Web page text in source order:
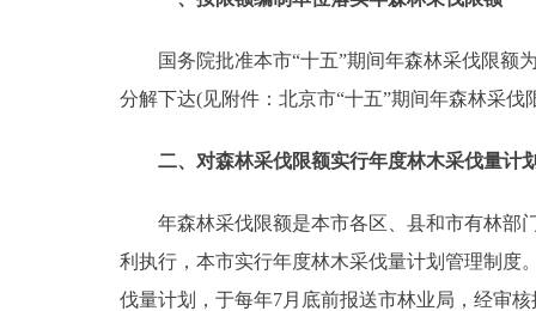
ENGLISH
ESPAÑOL
国务院批准本市“十五”期间年森林采伐限额为
分解下达(见附件：北京市“十五”期间年森林采
二、对森林采伐限额实行年度林木采伐量计
年森林采伐限额是本市各区、县和市有林部门
利执行，本市实行年度林木采伐量计划管理制度
伐量计划，于每年7月底前报送市林业局，经审